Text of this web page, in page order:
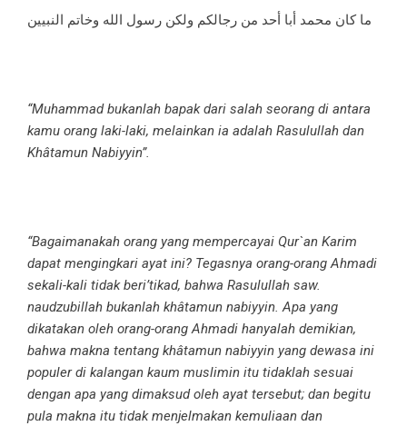
ما كان محمد أبا أحد من رجالكم ولكن رسول الله وخاتم النبيين
“Muhammad bukanlah bapak dari salah seorang di antara
kamu orang laki-laki, melainkan ia adalah Rasulullah dan
Khâtamun Nabiyyin”.
“Bagaimanakah orang yang mempercayai Qur`an Karim
dapat mengingkari ayat ini? Tegasnya orang-orang Ahmadi
sekali-kali tidak beri’tikad, bahwa Rasulullah saw.
naudzubillah bukanlah khâtamun nabiyyin. Apa yang
dikatakan oleh orang-orang Ahmadi hanyalah demikian,
bahwa makna tentang khâtamun nabiyyin yang dewasa ini
populer di kalangan kaum muslimin itu tidaklah sesuai
dengan apa yang dimaksud oleh ayat tersebut; dan begitu
pula makna itu tidak menjelmakan kemuliaan dan